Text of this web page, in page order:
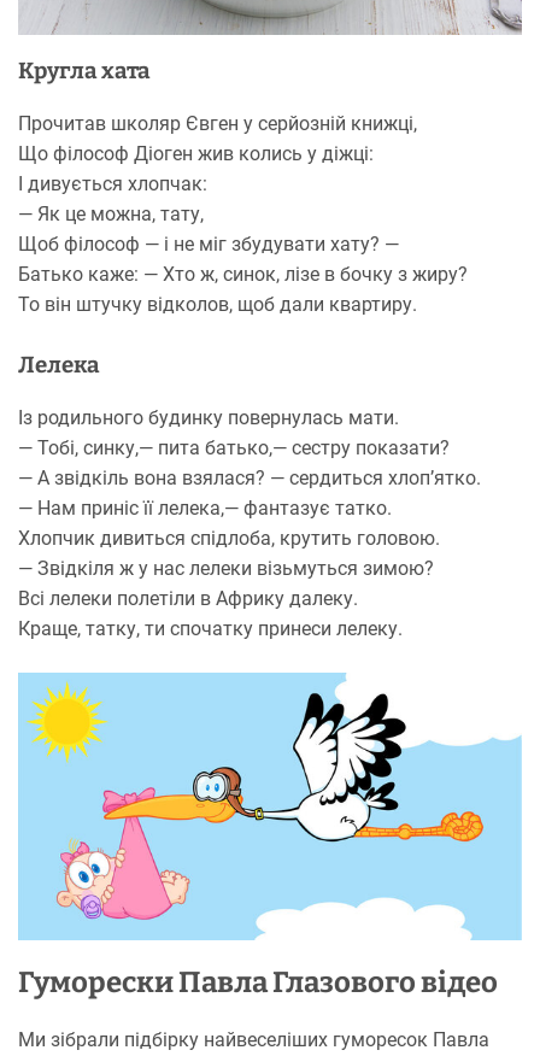
Кругла хата
Прочитав школяр Євген у серйозній книжці,
Що філософ Діоген жив колись у діжці:
І дивується хлопчак:
— Як це можна, тату,
Щоб філософ — і не міг збудувати хату? —
Батько каже: — Хто ж, синок, лізе в бочку з жиру?
То він штучку відколов, щоб дали квартиру.
Лелека
Із родильного будинку повернулась мати.
— Тобі, синку,— пита батько,— сестру показати?
— А звідкіль вона взялася? — сердиться хлоп’ятко.
— Нам приніс її лелека,— фантазує татко.
Хлопчик дивиться спідлоба, крутить головою.
— Звідкіля ж у нас лелеки візьмуться зимою?
Всі лелеки полетіли в Африку далеку.
Краще, татку, ти спочатку принеси лелеку.
Гуморески Павла Глазового відео
Ми зібрали підбірку найвеселіших гуморесок Павла